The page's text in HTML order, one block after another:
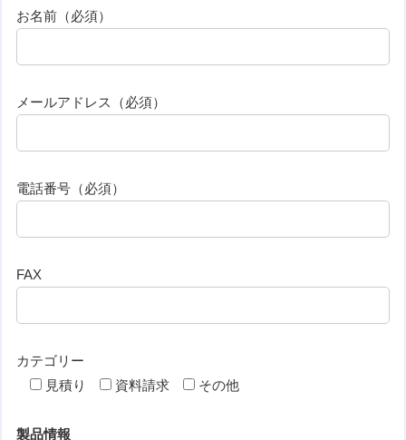
お名前（必須）
メールアドレス（必須）
電話番号（必須）
FAX
カテゴリー
見積り
資料請求 その他
製品情報